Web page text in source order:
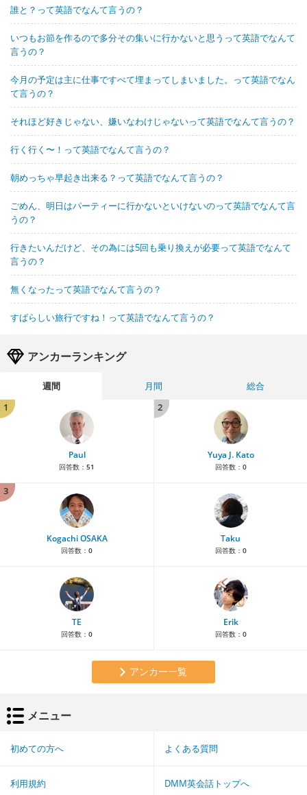
誰と？って英語でなんて言うの？
いつもお節を作るので多分その集いに行かないと思うって英語でなんて
言うの？
今月の予定は主に仕事ですべて埋まってしまいました。って英語でなん
て言うの？
それほど好きじゃない、嫌いなわけじゃないって英語でなんて言うの？
行く行く〜！って英語でなんて言うの？
朝めっちゃ早起き出来る？って英語でなんて言うの？
ごめん、明日はパーティーに行かないといけないのって英語でなんて言
うの？
行きたいんだけど、その為には5回も乗り換えが必要って英語でなんて
言うの？
無くなったって英語でなんて言うの？
すばらしい旅行ですね！って英語でなんて言うの？
アンカーランキング
週間 月間
総合
1
Paul
回答数： 51
2
Yuya J. Kato
回答数： 0
3
Kogachi OSAKA
回答数： 0
Taku
回答数： 0
TE
回答数： 0
Erik
回答数： 0
アンカー一覧
メニュー
初めての方へ よくある質問
利用規約 DMM英会話トップへ